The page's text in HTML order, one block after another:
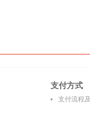
支付方式
支付流程